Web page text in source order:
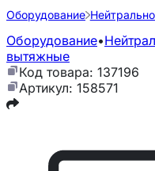
Оборудование
Оборудование•
вытяжные
Код товара: 137196
Артикул: 158571